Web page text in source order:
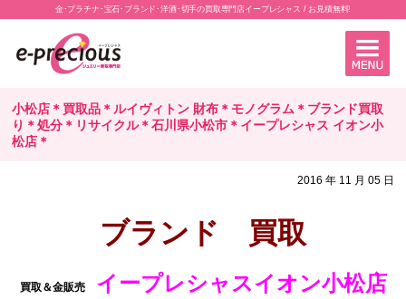
金･プラチナ･宝石･ブランド･洋酒･切手の買取専門店イープレシャス / お見積無料!
小松店＊買取品＊ルイヴィトン 財布＊モノグラム＊ブランド買取
り＊処分＊リサイクル＊石川県小松市＊イープレシャス イオン小
松店＊
2016 年 11 月 05 日
ブランド 買取
買取＆金販売 イープレシャスイオン小松店